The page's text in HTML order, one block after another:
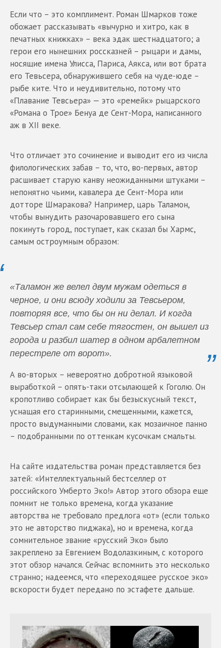
Если что – это комплимент. Роман Шмарков тоже
обожает рассказывать «вычурно и хитро, как в
печатных книжках» – века эдак шестнадцатого; а
герои его нынешних россказней – рыцари и дамы,
носящие имена Улисса, Париса, Аякса, или вот брата
его Тевьсера, обнаружившего себя на чуде-юде –
рыбе ките. Что и неудивительно, потому что
«Плавание Тевсьера» — это «ремейк» рыцарского
«Романа о Трое» Бенуа де Сент-Мора, написанного
аж в XII веке.
Что отличает это сочинение и выводит его из числа
филологических забав – то, что, вo-первых, автор
расшивает старую канву неожиданными штуками –
непонятно чьими, кавалера де Сент-Мора или
дотторе Шмаракова? Например, царь Таламон,
чтобы вынудить разочаровавшего его сына
покинуть город, поступает, как сказал бы Хармс,
самым остроумным образом:
«Таламон же велел двум мужам одеться в
черное, и они всюду ходили за Тевсьером,
повторяя все, что бы он ни делал. И когда
Тевсьер стал сам себе тягостен, он вышел из
города и разбил шатер в одном арбалетном
перестреле от ворот».
А во-вторых – невероятно добротной языковой
выработкой – опять-таки отсылающей к Гоголю. Он
кропотливо собирает как бы безыскусный текст,
уснащая его старинными, смещенными, кажется,
просто выдуманными словами, как мозаичное панно
– подобранными по оттенкам кусочкам смальты.
На сайте издательства роман представляется без
затей: «Интеллектуальный бестселлер от
российского Умберто Эко!» Автор этого обзора еще
помнит не только времена, когда указание
авторства не требовало предлога «от» (если только
это не авторство пиджака), но и времена, когда
сомнительное звание «русский Эко» было
закреплено за Евгением Водолазкиным, с которого
этот обзор начался. Сейчас вспомнить это несколько
странно; надеемся, что «переходящее русское эко»
вскорости будет передано по эстафете дальше.